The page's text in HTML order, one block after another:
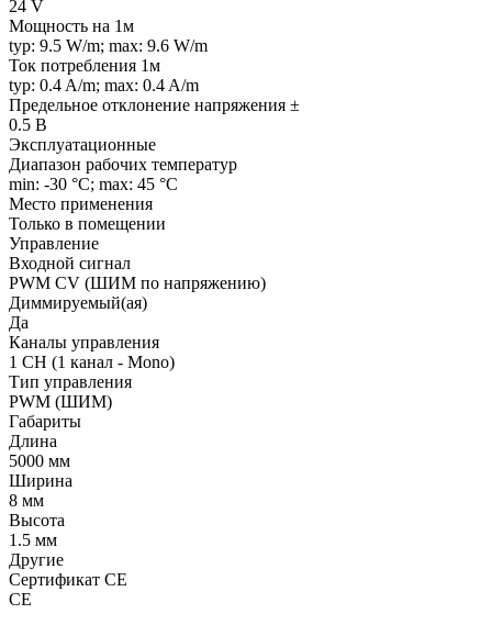
24 V
Мощность на 1м
typ: 9.5 W/m; max: 9.6 W/m
Ток потребления 1м
typ: 0.4 A/m; max: 0.4 A/m
Предельное отклонение напряжения ±
0.5 В
Эксплуатационные
Диапазон рабочих температур
min: -30 °C; max: 45 °C
Место применения
Только в помещении
Управление
Входной сигнал
PWM СV (ШИМ по напряжению)
Диммируемый(ая)
Да
Каналы управления
1 CH (1 канал - Mono)
Тип управления
PWM (ШИМ)
Габариты
Длина
5000 мм
Ширина
8 мм
Высота
1.5 мм
Другие
Сертификат CE
CE